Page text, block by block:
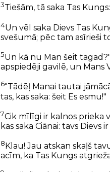
3Tiešām, tā saka Tas
4Un vēl saka Dievs Tas
svešumā; pēc tam asīrieši
5Un kā nu Man šeit
apspiedēji gavilē, un Mans
6"Tādēļ Manai tautai
tas, kas saka: šeit Es esmu!"
7Cik mīlīgi ir kalnos prieka
kas saka Ciānai: tavs Dievs
8 Klau! Jau atskan skaļš
acīm, ka Tas Kungs